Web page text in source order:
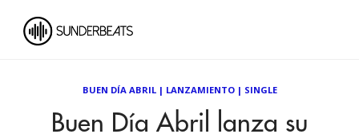
BUEN DÍA ABRIL| LANZAMIENTO| SINGLE
Buen Día Abril lanza su